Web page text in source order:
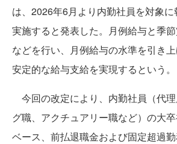
は、2026年6月より内勤社員を対象
実施すると発表した。月例給与と季
などを行い、月例給与の水準を引き
安定的な給与支給を実現するという。
今回の改定により、内勤社員（代
グ職、アクチュアリー職など）の大
ベース、前払退職金および固定超過